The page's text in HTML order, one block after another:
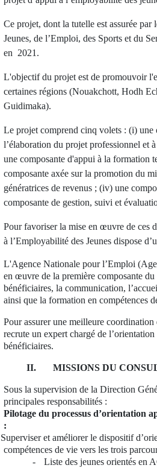
Ce projet, dont la tutelle est assurée
Jeunes, de l’Emploi, des Sports et du
en 2021.
L'objectif du projet est de promouvoir
certaines régions (Nouakchott, Hodh
Guidimaka).
Le projet comprend cinq volets : (i) une
l’élaboration du projet professionnel et
une composante d'appui à la formation
composante axée sur la promotion du
génératrices de revenus ; (iv) une
composante de gestion, suivi et
Pour favoriser la mise en œuvre de ces
à l’Employabilité des Jeunes dispose
L'Agence Nationale pour l’Emploi
en œuvre de la première composante
bénéficiaires, la communication,
ainsi que la formation en compétences
Pour assurer une meilleure
recrute un expert chargé de
bénéficiaires.
II. MISSIONS DU
Sous la supervision de la Direction
principales responsabilités :
Pilotage du processus d’orientation
:
Superviser et améliorer le dispositif
compétences de vie vers les trois
-
Liste des jeunes orientés en